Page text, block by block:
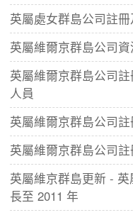
英屬處女群島公司註
英屬維爾京群島公司資
英屬維爾京群島公司
人員
英屬維爾京群島公司
英屬維爾京群島公司
英屬維京群島更新 -
長至 2011 年